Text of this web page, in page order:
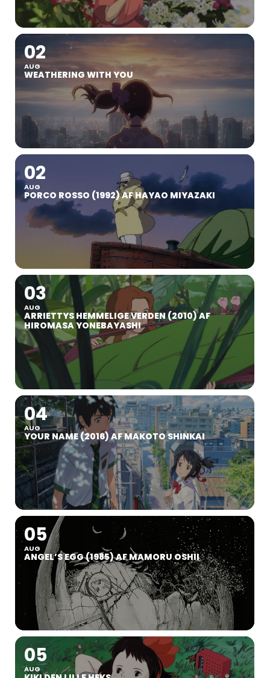
02
AUG
WEATHERING WITH YOU
02
AUG
PORCO ROSSO (1992) AF HAYAO MIYAZAKI
03
AUG
ARRIETTYS HEMMELIGE VERDEN (2010) AF
HIROMASA YONEBAYASHI
04
AUG
YOUR NAME (2016) AF MAKOTO SHINKAI
05
AUG
ANGEL’S EGG (1985) AF MAMORU OSHII
05
AUG